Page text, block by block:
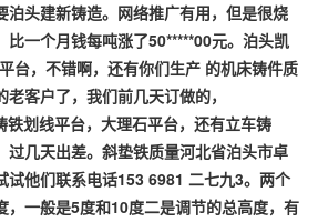
泊头建新铸造。网络推广有用，但是很烧
比一个月钱每吨涨了50*****00元。泊头凯
台，不错啊，还有你们生产 的机床铸件质
客户了，我们前几天订做的，
划线平台，大理石平台，还有立车铸
过几天出差。斜垫铁质量河北省泊头市卓
试他们联系电话153 6981 二七九3。两个
，一般是5度和10度二是调节的总高度，有